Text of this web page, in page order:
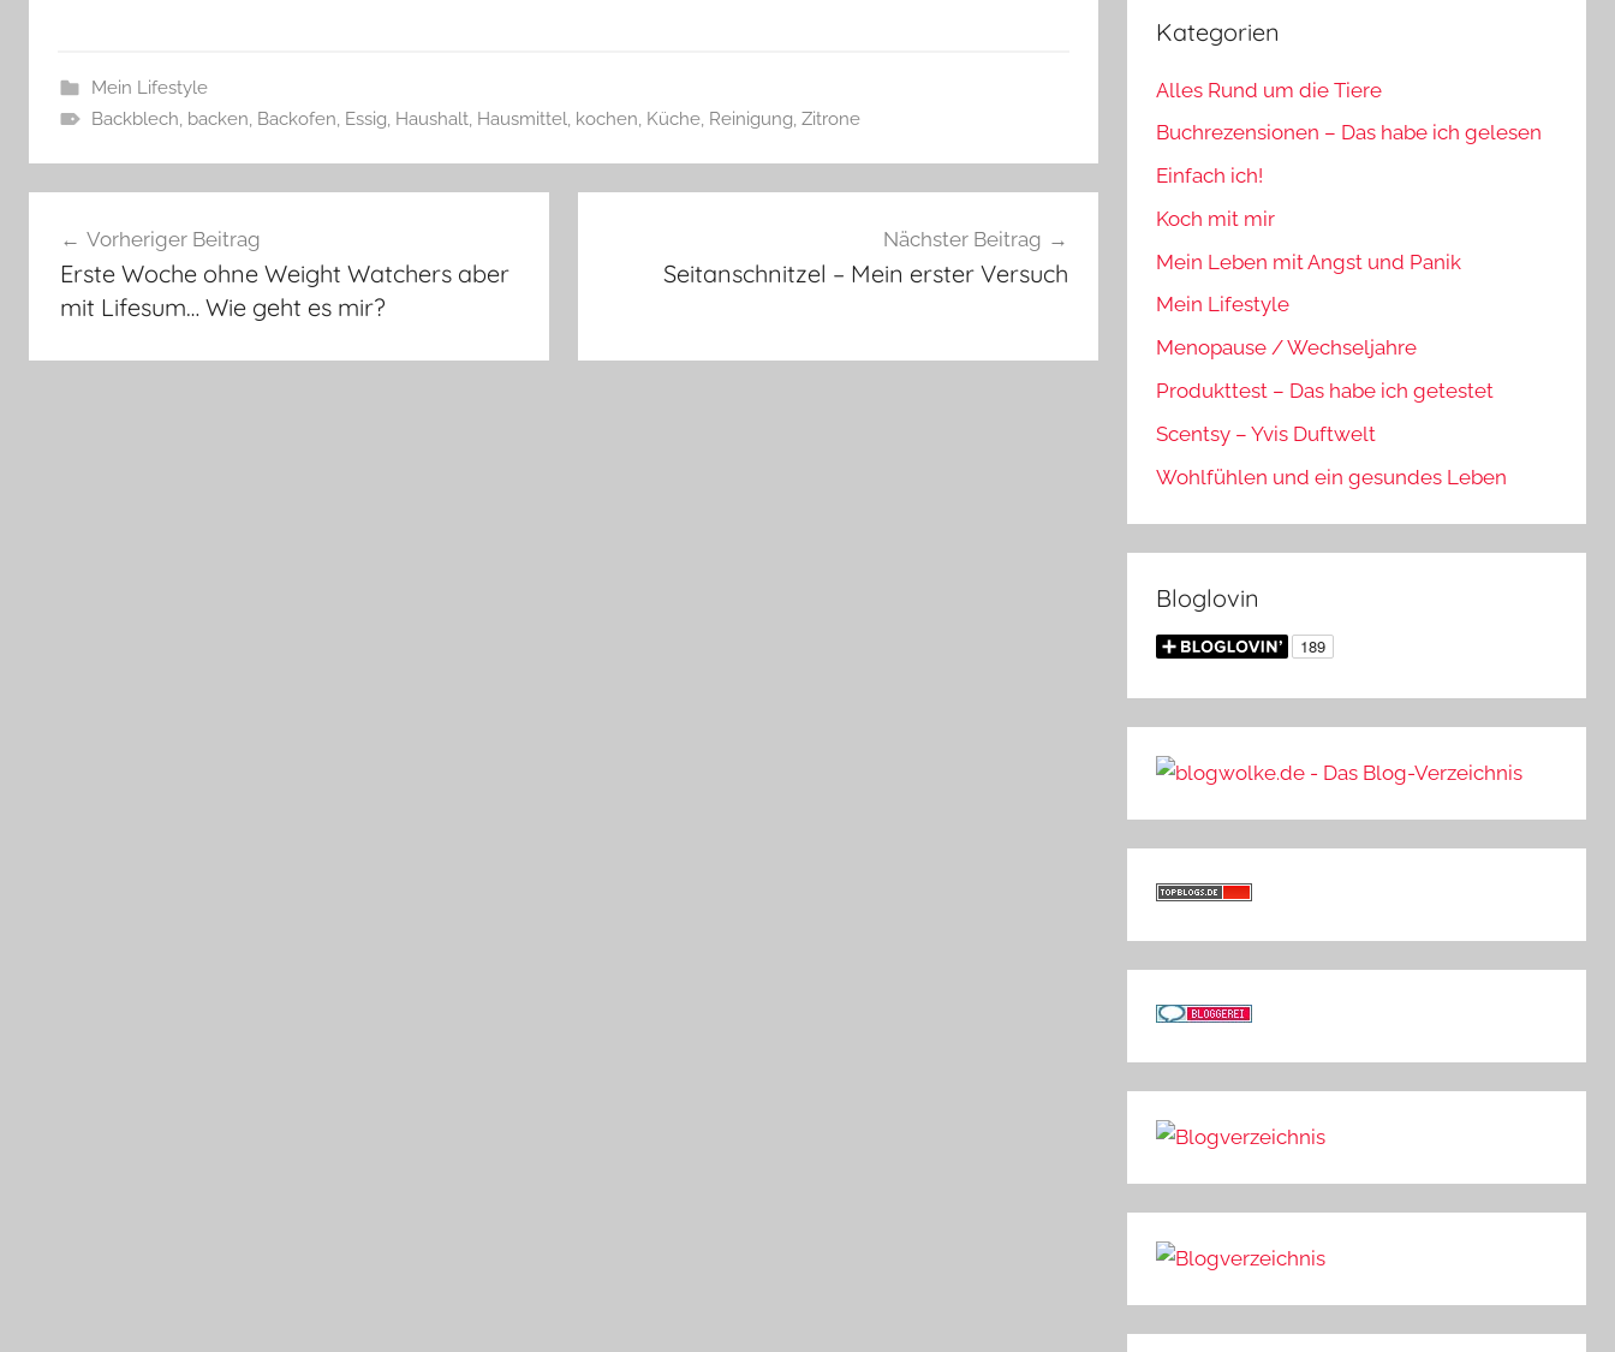
Mein Lifestyle
Backblech, backen, Backofen, Essig, Haushalt, Hausmittel, kochen, Küche, Reinigung, Zitrone
Vorheriger Beitrag
Erste Woche ohne Weight Watchers aber
mit Lifesum… Wie geht es mir?
Nächster Beitrag
Seitanschnitzel – Mein erster Versuch
Kategorien
Alles Rund um die Tiere
Buchrezensionen – Das habe ich gelesen
Einfach ich!
Koch mit mir
Mein Leben mit Angst und Panik
Mein Lifestyle
Menopause / Wechseljahre
Produkttest – Das habe ich getestet
Scentsy – Yvis Duftwelt
Wohlfühlen und ein gesundes Leben
Bloglovin